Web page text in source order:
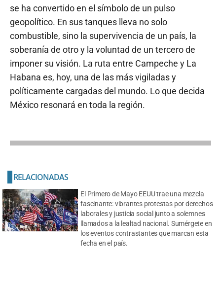
se ha convertido en el símbolo de un pulso
geopolítico. En sus tanques lleva no solo
combustible, sino la supervivencia de un país, la
soberanía de otro y la voluntad de un tercero de
imponer su visión. La ruta entre Campeche y La
Habana es, hoy, una de las más vigiladas y
políticamente cargadas del mundo. Lo que decida
México resonará en toda la región.
El Primero de Mayo EEUU trae una mezcla
fascinante: vibrantes protestas por derechos
laborales y justicia social junto a solemnes
llamados a la lealtad nacional. Sumérgete en
los eventos contrastantes que marcan esta
fecha en el país.
RELACIONADAS